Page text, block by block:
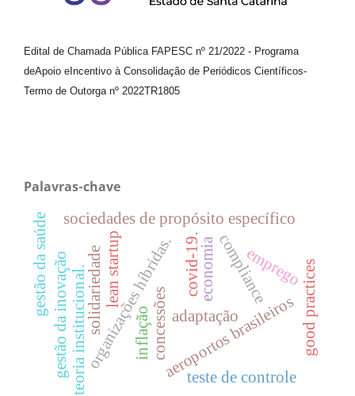
Edital de Chamada Pública FAPESC nº 21/2022 - Programa
deApoio e Incentivo à Consolidação de Periódicos Científicos-
Termo de Outorga nº 2022TR1805
Palavras-chave
covid-19.
concessões
sociedades de propósito específico
aeroportos brasileiros
organizações híbridas.
teoria institucional. teste de controle
compliance
lean startup
gestão da inovação adaptação
gestão da saúde solidariedade economia good practices
emprego
inflação